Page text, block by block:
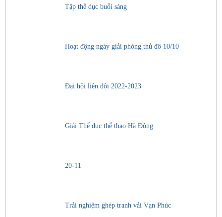
Tập thể dục buổi sáng
Hoạt động ngày giải phòng thủ đô 10/10
Đại hội liên đội 2022-2023
Giải Thể dục thể thao Hà Đông
20-11
Trải nghiệm ghép tranh vải Vạn Phúc